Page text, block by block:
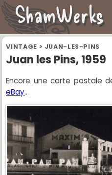
VINTAGE > JUAN-LES-PINS
Juan les Pins, 1959
Encore une carte postale
eBay...
ShamWerks